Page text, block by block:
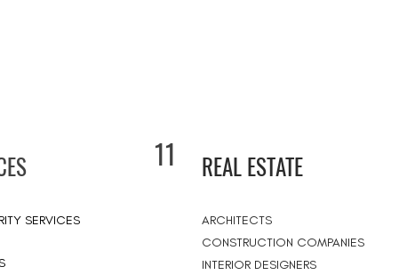
SERVICES
11 REAL ESTATE
ARCHITECTS
CONSTRUCTION COMPANIES
INTERIOR DESIGNERS